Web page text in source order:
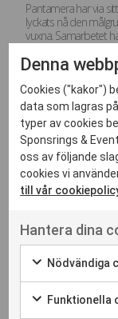
Pantamera har via
lyckats nå den
vuxna. Samarbetet
Pantamera är
och
populär och
en avgörande faktor
Denna
Cookies ("kakor")
data som lagras
typer av cookies
Sponsrings &
oss av följande
cookies vi
till vår
Hantera dina
Nödvändiga
Funktionella